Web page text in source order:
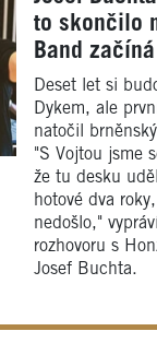
to skončilo
Band
Deset let si
Dykem, ale
natočil
"S Vojtou jsme
že tu desku
hotové dva
nedošlo,"
rozhovoru s
Josef Buchta.